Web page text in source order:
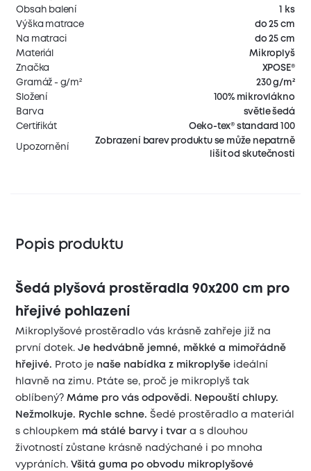
Obsah balení
1 ks
Výška matrace
do 25 cm
Na matraci
do 25 cm
Materiál
Mikroplyš
Značka
XPOSE®
Gramáž - g/m²
230 g/m²
Složení
100% mikrovlákno
Barva
světle šedá
Certifikát
Oeko-tex® standard 100
Upozornění
Zobrazení barev produktu se může nepatrně
lišit od skutečnosti
Popis produktu
Šedá plyšová prostěradla 90x200 cm pro
hřejivé pohlazení
Mikroplyšové prostěradlo vás krásně zahřeje již na
první dotek.Je hedvábně jemné, měkké a mimořádně
hřejivé. Proto je naše nabídka z mikroplyše ideální
hlavně na zimu. Ptáte se, proč je mikroplyš tak
oblíbený?Máme pro vás odpovědi . Nepouští chlupy.
Nežmolkuje. Rychle schne. Šedé prostěradlo a materiál
s chloupkem má stálé barvy i tvara s dlouhou
životností zůstane krásně nadýchané i po mnoha
vypráních. Všitá guma po obvodu mikroplyšové